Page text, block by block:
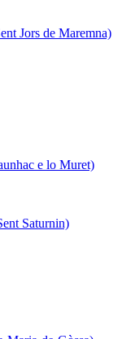
Jors de Maremna)
e lo Muret)
Saturnin)